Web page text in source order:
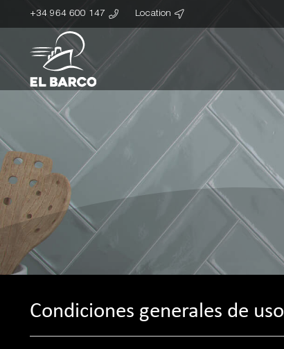
+34 964 600 147 Location
Condiciones generales de uso